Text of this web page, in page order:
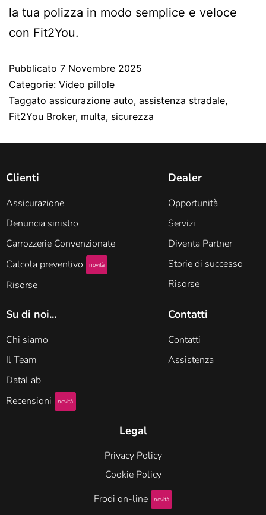
la tua polizza in modo semplice e veloce
con Fit2You.
Pubblicato 7 Novembre 2025
Categorie: Video pillole
Taggato assicurazione auto, assistenza stradale,
Fit2You Broker, multa, sicurezza
Clienti
Assicurazione
Denuncia sinistro
Carrozzerie Convenzionate
Calcola preventivo
novità
Risorse
Dealer
Opportunità
Servizi
Diventa Partner
Storie di successo
Risorse
Su di noi...
Chi siamo
Il Team
DataLab
Recensioni
novità
Contatti
Contatti
Assistenza
Legal
Privacy Policy
Cookie Policy
Frodi on-line
novità